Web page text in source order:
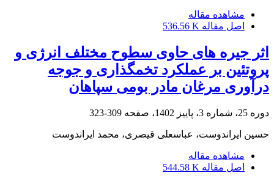
مشاهده مقاله
اصل مقاله 536.56 K
اثر جیره های حاوی سطوح مختلف انرژی و
پروتئین بر عملکرد تخمگذاری و جوجه
درآوری مرغان مادر بومی سپاهان
دوره 25، شماره 3، پاییز 1402، صفحه 309-323
حسین ایراندوست، عباسعلی قیصری، محمد ایراندوست
مشاهده مقاله
اصل مقاله 544.58 K